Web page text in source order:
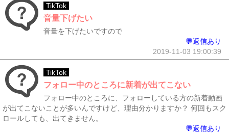
TikTok
音量下げたい
音量を下げたいですので
💬返信あり
2019-11-03 19:00:39
TikTok
フォロー中のところに新着が出てこない
フォロー中のところに、フォローしている方の新着動画
が出てこないことが多いんですけど、理由分かりますか？ 何回もスク
ロールしても、出てきません。
💬返信あり